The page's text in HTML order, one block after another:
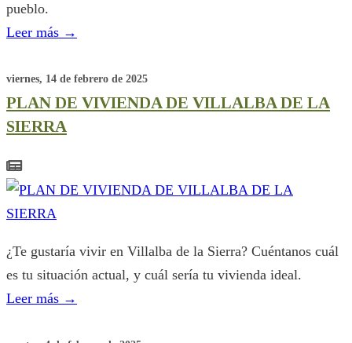
pueblo.
Leer más →
viernes, 14 de febrero de 2025
PLAN DE VIVIENDA DE VILLALBA DE LA
SIERRA
¿Te gustaría vivir en Villalba de la Sierra? Cuéntanos cuál
es tu situación actual, y cuál sería tu vivienda ideal.
Leer más →